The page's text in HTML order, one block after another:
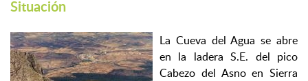
Situación
La Cueva del Agua se abre
en la ladera S.E. del pico
Cabezo del Asno en Sierra